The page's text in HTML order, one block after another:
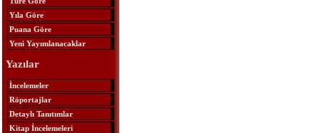
Yıla Göre
Puana Göre
Yeni Yayımlanacaklar
Yazılar
İncelemeler
Röportajlar
Detaylı Tanıtımlar
Kitap İncelemeleri